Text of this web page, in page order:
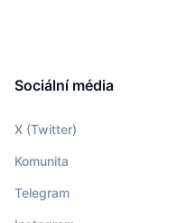
Sociální média
X (Twitter)
Komunita
Telegram